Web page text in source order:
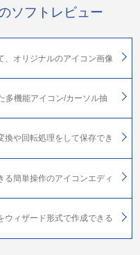
ソフトレビュー
、オリジナルのアイコン画像
多機能アイコン/カーソル抽
換や回転処理をして保存でき
る簡単操作のアイコンエディ
ウィザード形式で作成できる